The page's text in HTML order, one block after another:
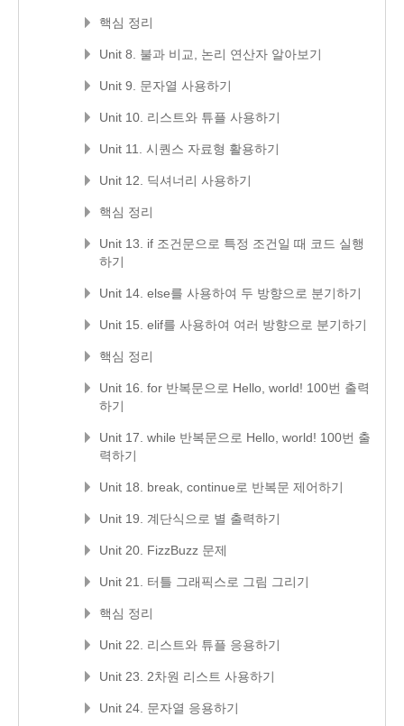
핵심 정리
Unit 8. 불과 비교, 논리 연산자 알아보기
Unit 9. 문자열 사용하기
Unit 10. 리스트와 튜플 사용하기
Unit 11. 시퀀스 자료형 활용하기
Unit 12. 딕셔너리 사용하기
핵심 정리
Unit 13. if 조건문으로 특정 조건일 때 코드 실행
하기
Unit 14. else를 사용하여 두 방향으로 분기하기
Unit 15. elif를 사용하여 여러 방향으로 분기하기
핵심 정리
Unit 16. for 반복문으로 Hello, world! 100번 출력
하기
Unit 17. while 반복문으로 Hello, world! 100번 출
력하기
Unit 18. break, continue로 반복문 제어하기
Unit 19. 계단식으로 별 출력하기
Unit 20. FizzBuzz 문제
Unit 21. 터틀 그래픽스로 그림 그리기
핵심 정리
Unit 22. 리스트와 튜플 응용하기
Unit 23. 2차원 리스트 사용하기
Unit 24. 문자열 응용하기